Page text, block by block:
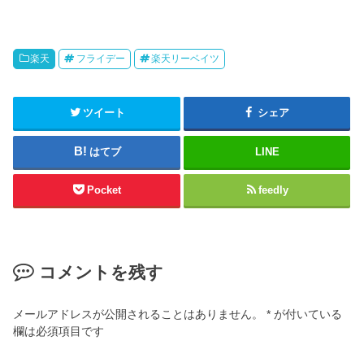
楽天 フライデー 楽天リーベイツ
ツイート シェア
はてブ LINE
Pocket feedly
コメントを残す
メールアドレスが公開されることはありません。 * が付いている
欄は必須項目です